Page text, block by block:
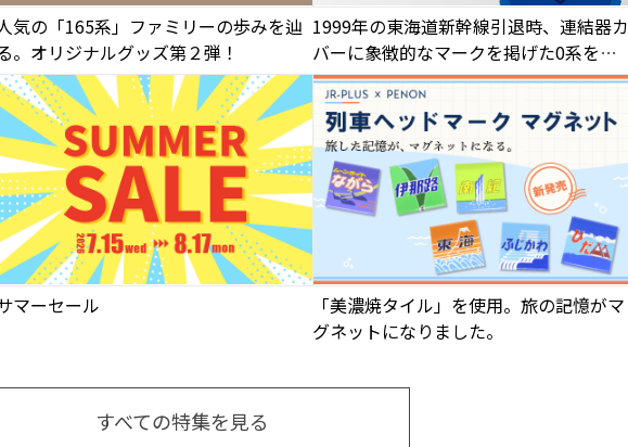
気の「165系」ファミリーの歩みを辿
。オリジナルグッズ第２弾！
1999年の東海道新幹線引退時、連結器カ
バーに象徴的なマークを掲げた0系をデ
ザイン！
マーセール
「美濃焼タイル」を使用。旅の記憶がマ
グネットになりました。
すべての特集を見る